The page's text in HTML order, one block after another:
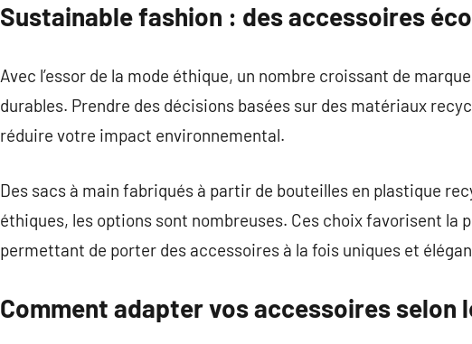
Sustainable fashion : des accessoires
Avec l’essor de la mode éthique, un nombre croissant de
durables. Prendre des décisions basées sur des matériaux
réduire votre impact environnemental.
Des sacs à main fabriqués à partir de bouteilles en plastique
éthiques, les options sont nombreuses. Ces choix favorisent la
permettant de porter des accessoires à la fois uniques et
Comment adapter vos accessoires selon